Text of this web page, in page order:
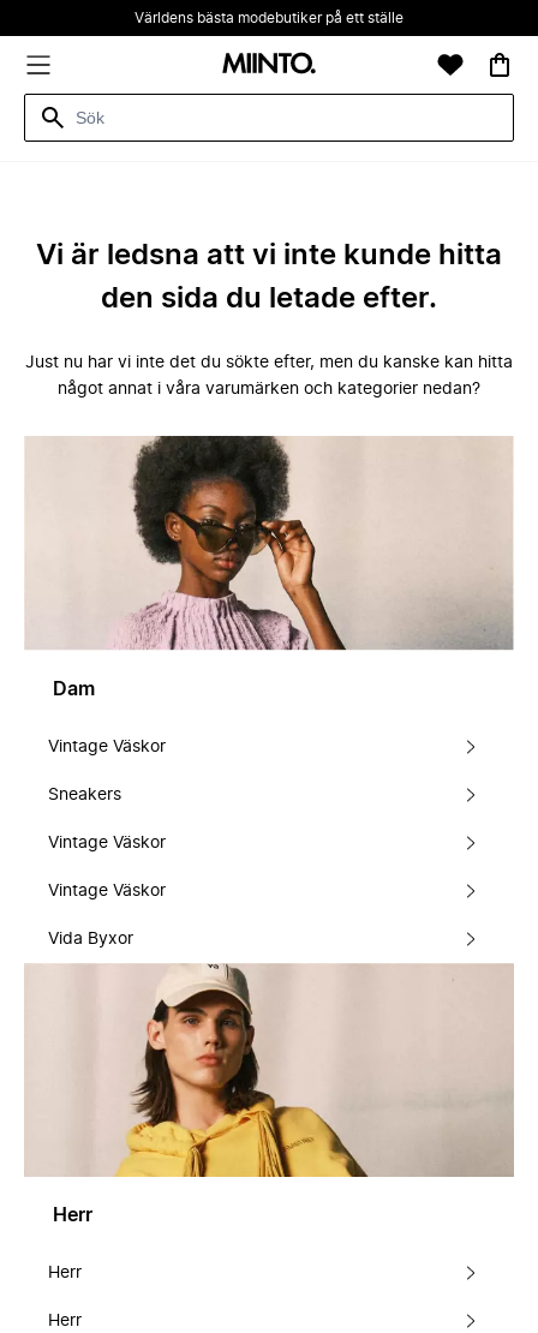
Världens bästa modebutiker på ett ställe
Vi är ledsna att vi inte kunde hitta
den sida du letade efter.
Just nu har vi inte det du sökte efter, men du kanske kan hitta
något annat i våra varumärken och kategorier nedan?
Dam
Vintage Väskor
Sneakers
Vintage Väskor
Vintage Väskor
Vida Byxor
Herr
Herr
Herr